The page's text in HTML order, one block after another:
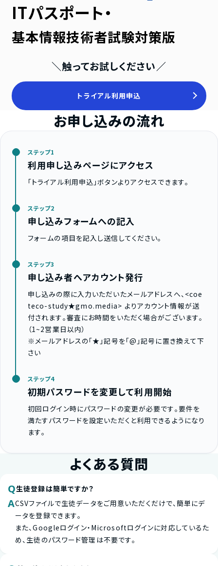
ITパスポート・
基本情報技術者試験対策版
＼触ってお試しください／
トライアル利用申込
お申し込みの流れ
ステップ1
利用申し込みページにアクセス
「トライアル利用申込」ボタンよりアクセスできます。
ステップ2
申し込みフォームへの記入
フォームの項目を記入し送信してください。
ステップ3
申し込み者へアカウント発行
申し込みの際に入力いただいたメールアドレスへ、<coe
teco-study★gmo.media> よりアカウント情報が送
付されます。審査にお時間をいただく場合がございます。
（1~2営業日以内）
※メールアドレスの「★」記号を「@」記号に置き換えて下
さい
ステップ4
初期パスワードを変更して利用開始
初回ログイン時にパスワードの変更が必要です。要件を
満たすパスワードを設定いただくと利用できるようになり
ます。
よくある質問
Q生徒登録は簡単ですか？
ACSVファイルで生徒データをご用意いただくだけで、簡単にデ
ータを登録できます。
また、Googleログイン・Microsoftログインに対応しているた
め、生徒のパスワード管理は不要です。